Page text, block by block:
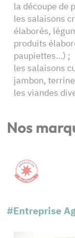
la découpe de
les salaisons
élaborés,
produits
paupiettes…) ;
les salaisons
jambon,
les viandes
Nos
#Entreprise